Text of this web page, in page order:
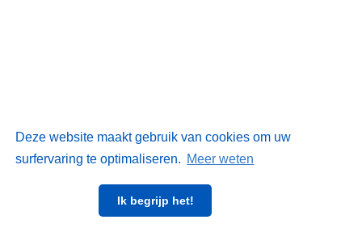
Deze website maakt gebruik van cookies om uw
surfervaring te optimaliseren. Meer weten
Ik begrijp het!